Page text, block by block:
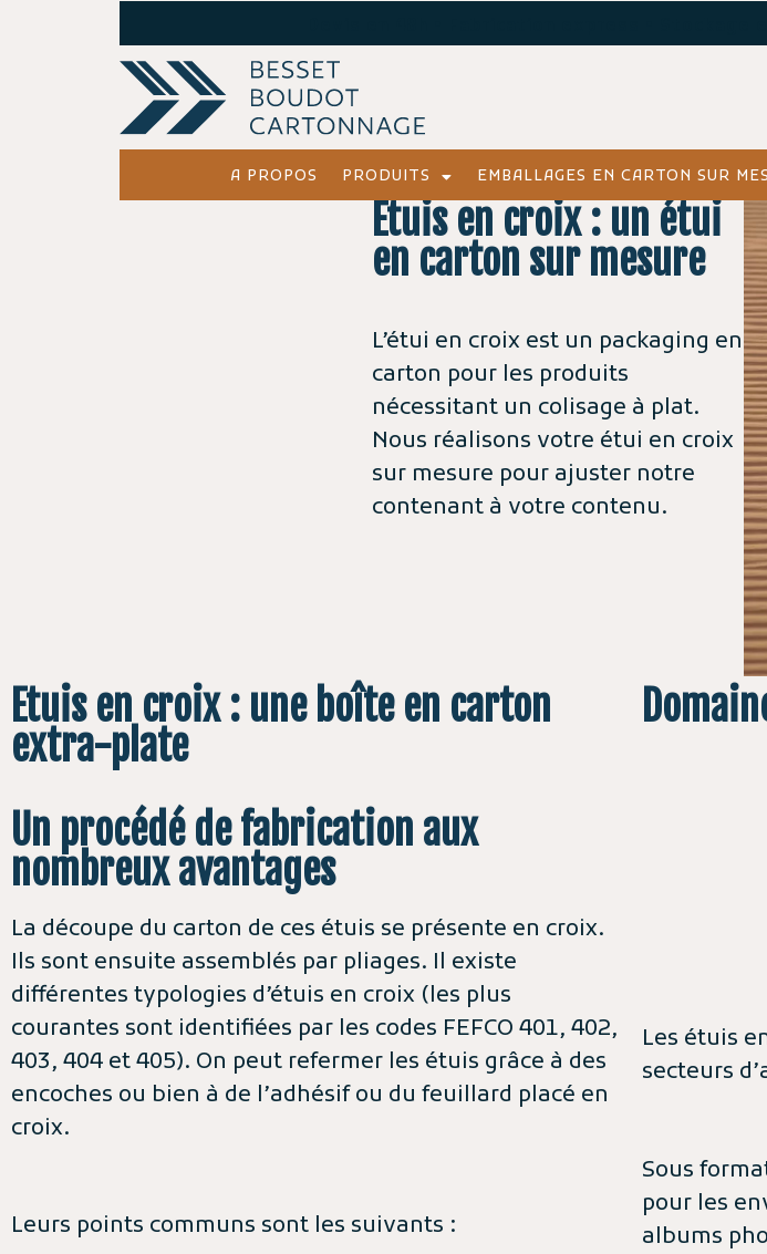
A PROPOS PRODUITS EMBALLAGES EN CARTON SUR
Étuis en croix : un étui
en carton sur mesure
L’étui en croix est un packaging en
carton pour les produits
nécessitant un colisage à plat.
Nous réalisons votre étui en croix
sur mesure pour ajuster notre
contenant à votre contenu.
Etuis en croix : une boîte en carton
extra-plate
Un procédé de fabrication aux
nombreux avantages
La découpe du carton de ces étuis se présente en croix.
Ils sont ensuite assemblés par pliages. Il existe
différentes typologies d’étuis en croix (les plus
courantes sont identifiées par les codes FEFCO 401, 402,
403, 404 et 405). On peut refermer les étuis grâce à des
encoches ou bien à de l’adhésif ou du feuillard placé en
croix.
Leurs points communs sont les suivants :
Les étuis
secteurs
Sous
pour les
albums